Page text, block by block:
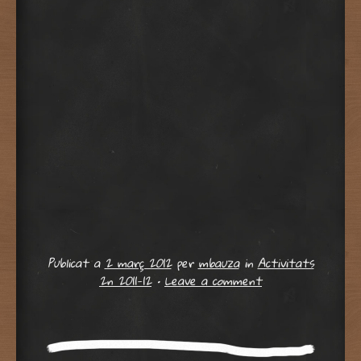
Publicat a 2 març 2012per mbauza in Activitats
2n 2011-12 • Leave a comment